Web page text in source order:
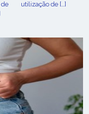
utilização de […]